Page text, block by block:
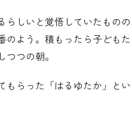
らしいと覚悟していたもの
のよう。積もったら子ども
つの朝。
もらった「はるゆたか」と